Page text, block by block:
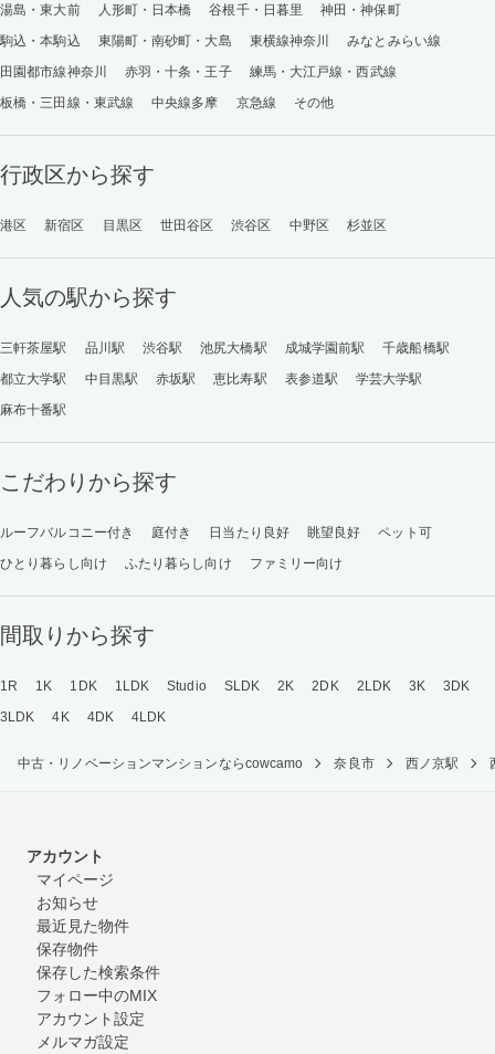
湯島・東大前
人形町・日本橋 谷根千・日暮里
神田・神保町
駒込・本駒込
東陽町・南砂町・大島 東横線神奈川
みなとみらい線
田園都市線神奈川
赤羽・十条・王子
練馬・大江戸線・西武線
板橋・三田線・東武線
中央線多摩 京急線 その他
行政区から探す
港区 新宿区 目黒区 世田谷区 渋谷区 中野区 杉並区
人気の駅から探す
三軒茶屋駅 品川駅 渋谷駅 池尻大橋駅 成城学園前駅
千歳船橋駅
都立大学駅
中目黒駅 赤坂駅 恵比寿駅 表参道駅
学芸大学駅
麻布十番駅
こだわりから探す
ルーフバルコニー付き 庭付き 日当たり良好 眺望良好
ペット可
ひとり暮らし向け
ふたり暮らし向け ファミリー向け
間取りから探す
1R 1K 1DK 1LDK Studio SLDK 2K 2DK 2LDK 3K
3DK
3LDK
4K 4DK 4LDK
中古・リノベーションマンションならcowcamo 奈良市 西ノ京駅
アカウント
マイページ
お知らせ
最近見た物件
保存物件
保存した検索条件
フォロー中のMIX
アカウント設定
メルマガ設定